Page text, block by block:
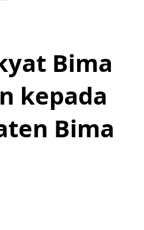
Bima
kepada
Bima